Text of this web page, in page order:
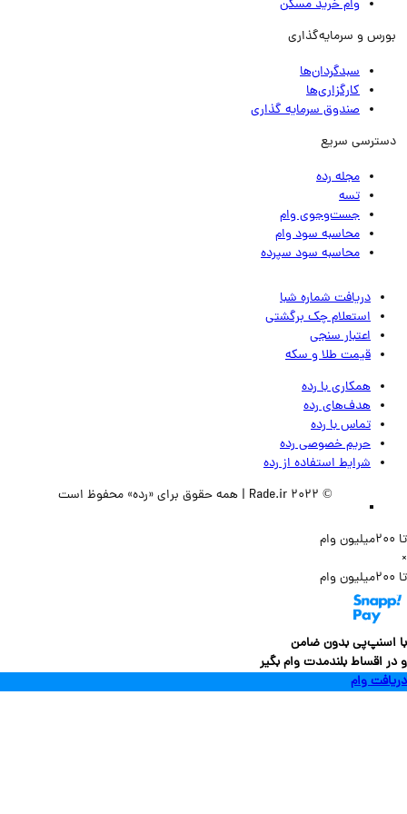
وام خرید مسکن
و سرمایه‌گذاری
سبدگردان‌ها
کارگزاری‌ها
صندوق سرمایه گذاری
سریع
مجله رده
تسه
جست‌وجوی وام
محاسبه سود وام
محاسبه سود سپرده
دریافت شماره شبا
استعلام چک برگشتی
اعتبار سنجی
قیمت طلا و سکه
همکاری با رده
هدف‌های رده
تماس‌ با‌ رده
حریم خصوصی رده
شرایط استفاده از رده
بدون ضامن
بلندمدت وام بگیر
وام